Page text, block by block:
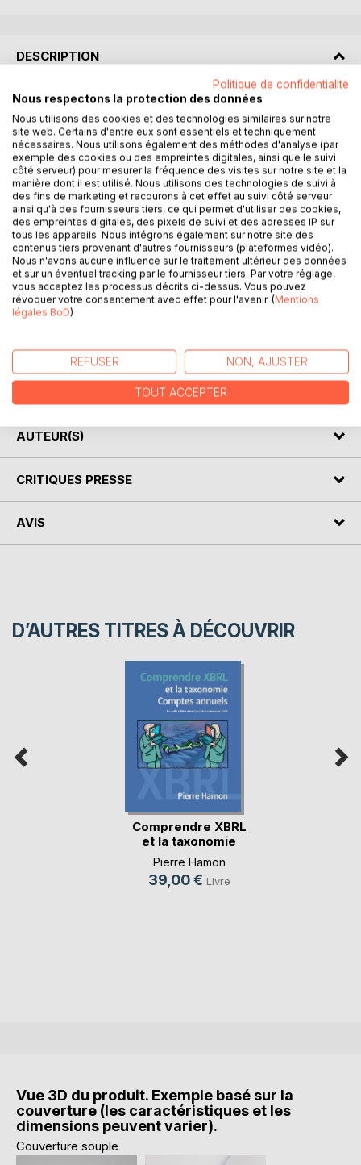
DESCRIPTION
L'image fidèle des états financiers est-elle liée au format
de présentation des rapports annuels. Ceux-ci se prêtent-
ils à la numérisation dans un format structuré?
La mise en oeuvre de la directive Transparence est prévue
en 2020 pour toutes les entreprises inscrites à une bourse
de valeur dans un pays membre.
A cette date, l'ESMA aura défini les modalités de la
présentation des états financiers dans un format
électronique unique.
Quels sont les défis de cette numérisation? Quels en sont
les bénéfices attendus? Les émetteurs sont-ils prêts à
faciliter les échanges automatisés de leurs informations
financières? Les utilisateurs ont-ils envisagé les avantages
de la disponibilité immédiate de données exploitables
Il est évident que le marché ne peut que tirer profit de
cette avancée technologique si elle se donne les moyens
d'une large adoption bien comprise.
AUTEUR(S)
CRITIQUES PRESSE
AVIS
D’AUTRES TITRES À DÉCOUVRIR
Comprendre XBRL
et la taxonomie
Co(...)
Pierre Hamon
39,00 € Livre
Vue 3D du produit. Exemple basé sur la
couverture (les caractéristiques et les
dimensions peuvent varier).
Couverture souple
Politique de confidentialité
Nous respectons la protection des données
Nous utilisons des cookies et des technologies similaires sur notre
site web. Certains d'entre eux sont essentiels et techniquement
nécessaires. Nous utilisons également des méthodes d'analyse (par
exemple des cookies ou des empreintes digitales, ainsi que le suivi
côté serveur) pour mesurer la fréquence des visites sur notre site et la
manière dont il est utilisé. Nous utilisons des technologies de suivi à
des fins de marketing et recourons à cet effet au suivi côté serveur
ainsi qu'à des fournisseurs tiers, ce qui permet d'utiliser des cookies,
des empreintes digitales, des pixels de suivi et des adresses IP sur
tous les appareils. Nous intégrons également sur notre site des
contenus tiers provenant d'autres fournisseurs (plateformes vidéo).
Nous n'avons aucune influence sur le traitement ultérieur des données
et sur un éventuel tracking par le fournisseur tiers. Par votre réglage,
vous acceptez les processus décrits ci-dessus. Vous pouvez
révoquer votre consentement avec effet pour l'avenir. (Mentions
légales BoD)
REFUSER NON, AJUSTER
TOUT ACCEPTER